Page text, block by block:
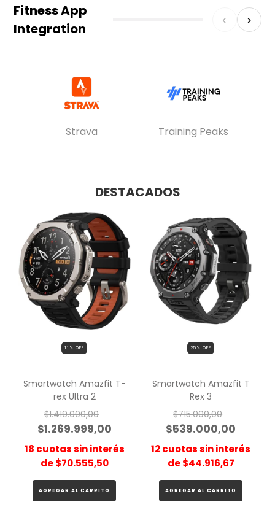
Fitness App
Integration
‹ ›
Strava Training Peaks
DESTACADOS
11 % OFF
Smartwatch Amazfit T-
rex Ultra 2
$1.419.000,00
$1.269.999,00
18 cuotas sin interés
de$70.555,50
25 % OFF
Smartwatch Amazfit T
Rex 3
$715.000,00
$539.000,00
12cuotas sin interés
de$44.916,67